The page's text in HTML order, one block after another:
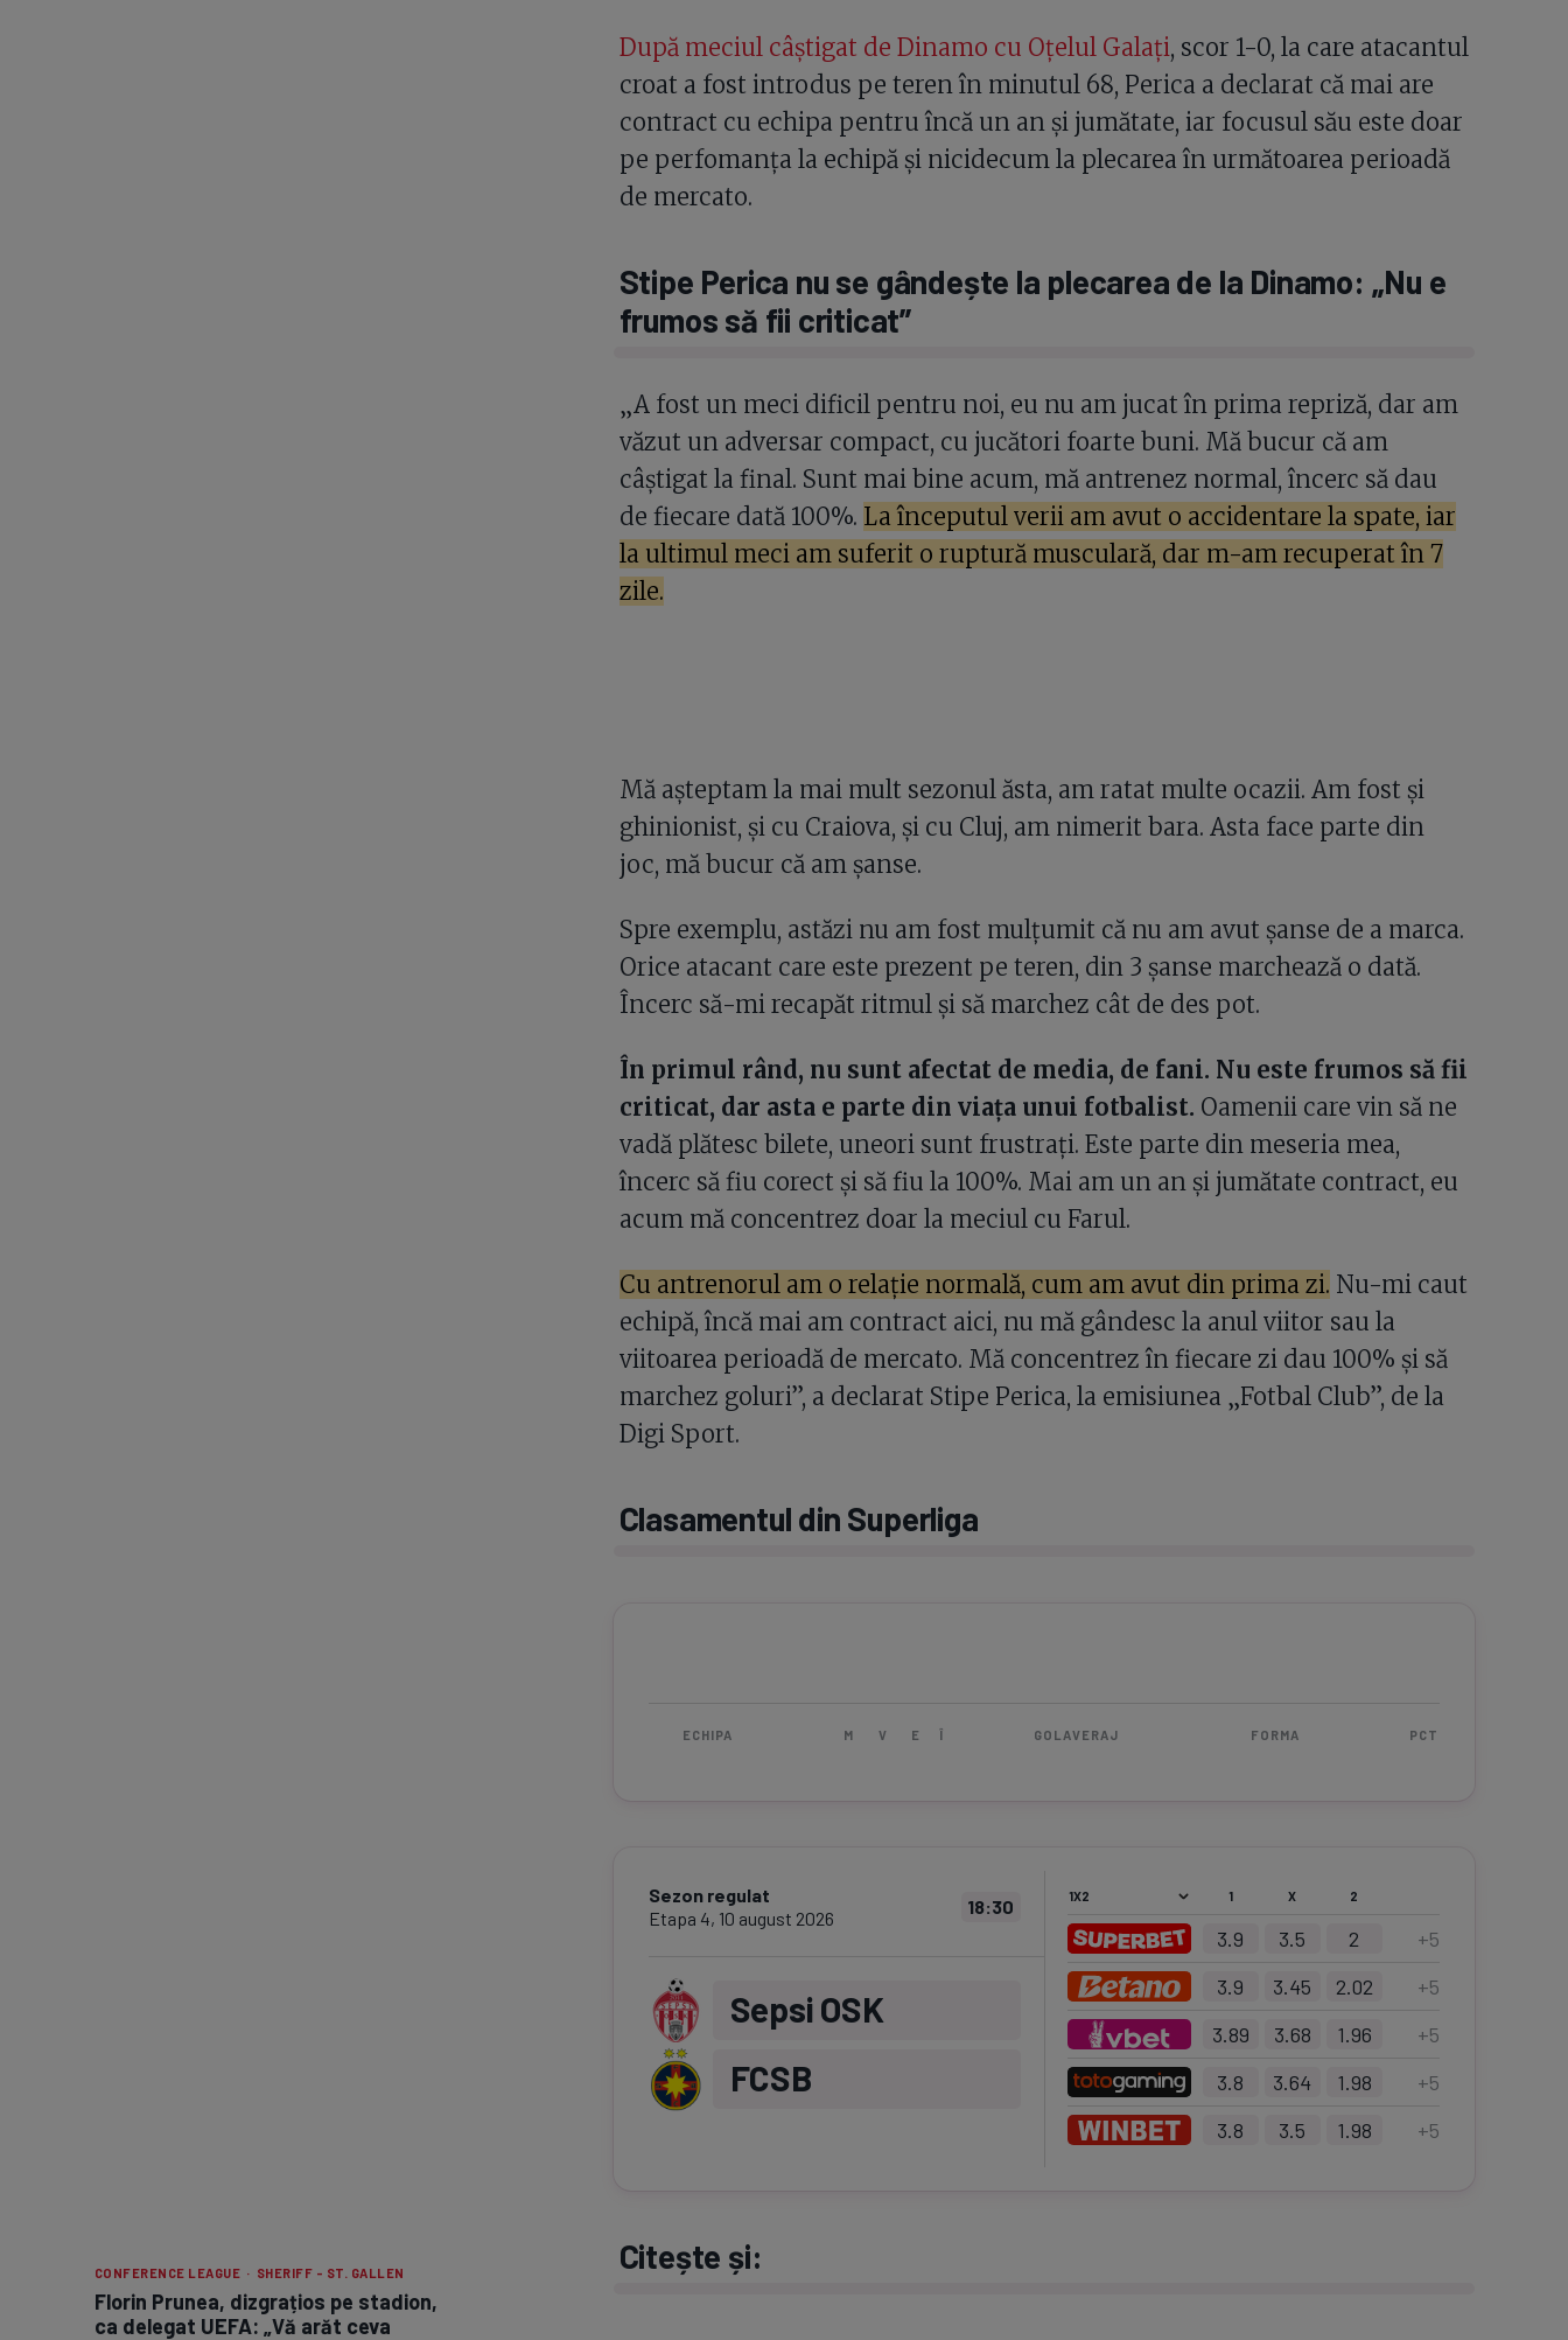
CONFERENCE LEAGUE · SHERIFF - ST. GALLEN
Florin Prunea, dizgrațios pe stadion,
ca delegat UEFA: „Vă arăt ceva
După meciul câștigat de Dinamo cu Oțelul Galați, scor 1-0, la care atacantul
croat a fost introdus pe teren în minutul 68, Perica a declarat că mai are
contract cu echipa pentru încă un an și jumătate, iar focusul său este doar
pe perfomanța la echipă și nicidecum la plecarea în următoarea perioadă
de mercato.
Stipe Perica nu se gândește la plecarea de la Dinamo: „Nu e
frumos să fii criticat”
„A fost un meci dificil pentru noi, eu nu am jucat în prima repriză, dar am
văzut un adversar compact, cu jucători foarte buni. Mă bucur că am
câștigat la final. Sunt mai bine acum, mă antrenez normal, încerc să dau
de fiecare dată 100%. La începutul verii am avut o accidentare la spate, iar
la ultimul meci am suferit o ruptură musculară, dar m-am recuperat în 7
zile.
Mă așteptam la mai mult sezonul ăsta, am ratat multe ocazii. Am fost și
ghinionist, și cu Craiova, și cu Cluj, am nimerit bara. Asta face parte din
joc, mă bucur că am șanse.
Spre exemplu, astăzi nu am fost mulțumit că nu am avut șanse de a marca.
Orice atacant care este prezent pe teren, din 3 șanse marchează o dată.
Încerc să-mi recapăt ritmul și să marchez cât de des pot.
În primul rând, nu sunt afectat de media, de fani. Nu este frumos să fii
criticat, dar asta e parte din viața unui fotbalist. Oamenii care vin să ne
vadă plătesc bilete, uneori sunt frustrați. Este parte din meseria mea,
încerc să fiu corect și să fiu la 100%. Mai am un an și jumătate contract, eu
acum mă concentrez doar la meciul cu Farul.
Cu antrenorul am o relație normală, cum am avut din prima zi. Nu-mi caut
echipă, încă mai am contract aici, nu mă gândesc la anul viitor sau la
viitoarea perioadă de mercato. Mă concentrez în fiecare zi dau 100% și să
marchez goluri”, a declarat Stipe Perica, la emisiunea „Fotbal Club”, de la
Digi Sport.
Clasamentul din Superliga
ECHIPA M V E Î GOLAVERAJ FORMA PCT
Sezon regulat
Etapa 4, 10 august 2026
18:30
Sepsi OSK
FCSB
1 X 2
3.9 3.5 2 +5
3.9
3.45 2.02 +5
3.89
3.68 1.96 +5
3.8
3.64 1.98 +5
3.8
3.5 1.98 +5
Citește și: